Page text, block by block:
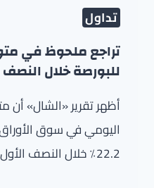
تداول
تراجع ملحوظ في
للبورصة خلال النصف
أظهر تقرير «الشال» أن
اليومي في سوق
22.2٪ خلال النصف الأول من…